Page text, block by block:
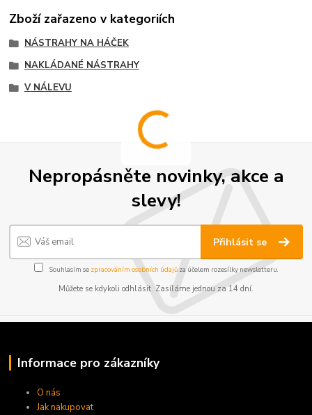
Zboží zařazeno v kategoriích
NÁSTRAHY NA HÁČEK
NAKLÁDANÉ NÁSTRAHY
V NÁLEVU
Nepropásněte novinky, akce a
slevy!
Přihlásit se
Souhlasím se zpracováním osobních údajůza účelem rozesílky newsletteru.
Můžete se kdykoli odhlásit. Zasíláme jednou za 14 dní.
Informace pro zákazníky
O nás
Jak nakupovat